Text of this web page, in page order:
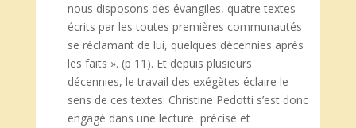
nous disposons des évangiles, quatre textes
écrits par les toutes premières communautés
se réclamant de lui, quelques décennies après
les faits ». (p 11). Et depuis plusieurs
décennies, le travail des exégètes éclaire le
sens de ces textes. Christine Pedotti s’est donc
engagé dans une lecture précise et